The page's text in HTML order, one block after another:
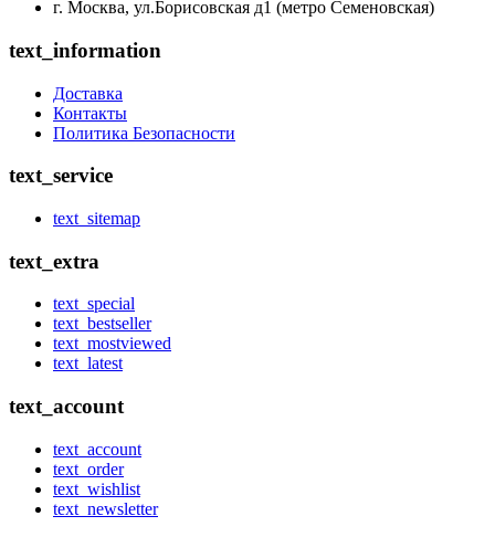
г. Москва, ул.Борисовская д1 (метро Семеновская)
text_information
Доставка
Контакты
Политика Безопасности
text_service
text_sitemap
text_extra
text_special
text_bestseller
text_mostviewed
text_latest
text_account
text_account
text_order
text_wishlist
text_newsletter